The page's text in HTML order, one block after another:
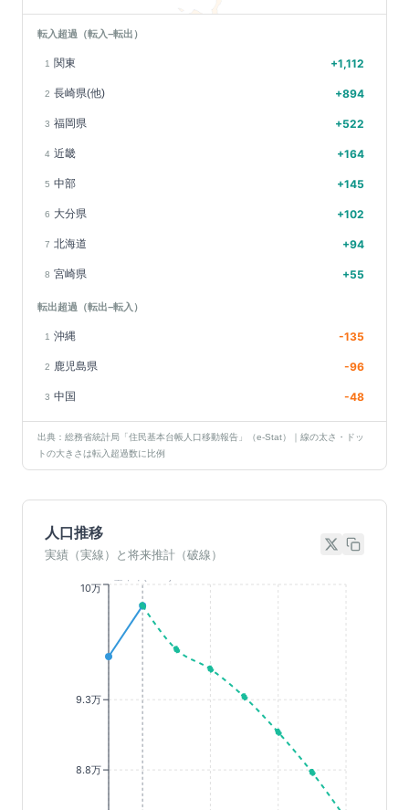
転入超過（転入−転出）
1 関東 +1,112
2 長崎県(他) +894
3 福岡県 +522
4 近畿 +164
5 中部 +145
6 大分県 +102
7 北海道 +94
8 宮崎県 +55
転出超過（転出−転入）
1 沖縄 -135
2 鹿児島県 -96
3 中国 -48
出典：総務省統計局「住民基本台帳人口移動報告」（e-Stat）｜線の太さ・ドッ
トの大きさは転入超過数に比例
人口推移
実績（実線）と将来推計（破線）
8.8万
9.3万
10万